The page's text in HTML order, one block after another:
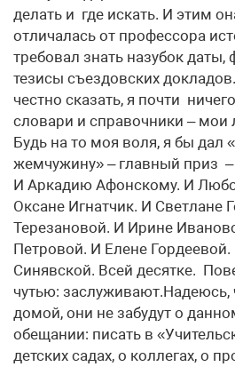
делать и где искать. И этим
отличалась от профессора
требовал знать назубок
тезисы съездовских
честно сказать, я почти
словари и справочники –
Будь на то моя воля, я бы дал
жемчужину» – главный приз –
И Аркадию Афонскому. И
Оксане Игнатчик. И Светлане
Терезановой. И Ирине
Петровой. И Елене
Синявской. Всей десятке.
чутью: заслуживают.Надеюсь,
домой, они не забудут о
обещании: писать в
детских садах, о коллегах, о